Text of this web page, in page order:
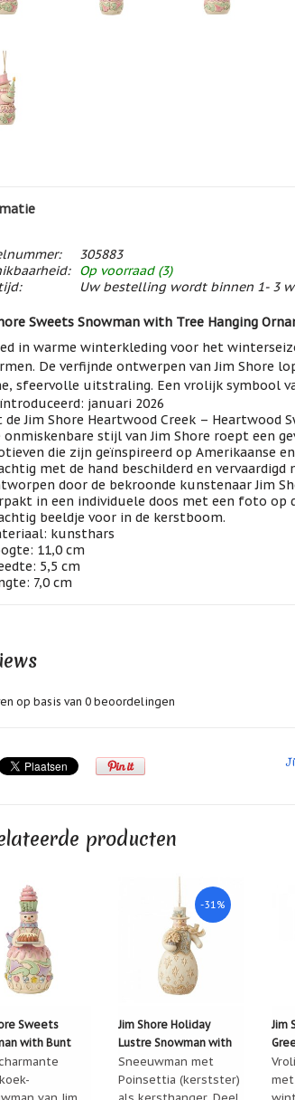
305883
Op voorraad (3)
Uw bestelling wordt binnen 1- 3
Sweets Snowman with Tree Hanging
in warme winterkleding voor het
De verfijnde ontwerpen van Jim Shore
sfeervolle uitstraling. Een vrolijk symbool
januari 2026
de Jim Shore Heartwood Creek – Heartwood
onmiskenbare stijl van Jim Shore roept een
die zijn geïnspireerd op Amerikaanse
met de hand beschilderd en
door de bekroonde kunstenaar Jim
in een individuele doos met een foto op
beeldje voor in de kerstboom.
kunsthars
11,0 cm
5,5 cm
7,0 cm
op basis van 0beoordelingen
producten
Sweets
with Bunt
-31%
Jim Shore Holiday
Lustre Snowman with
Poinsettia ornament
Sneeuwman met
Poinsettia (kerstster)
Jim